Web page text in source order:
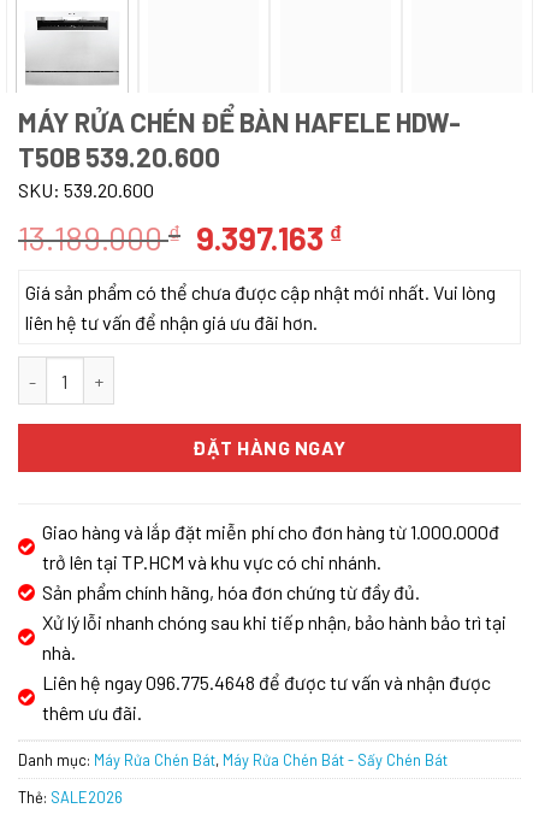
MÁY RỬA CHÉN ĐỂ BÀN HAFELE HDW-
T50B 539.20.600
SKU: 539.20.600
13.189.000₫ Giá
là:
13.189.000 ₫.
9.397.163 ₫Giá
tại
Giá sản phẩm có thể chưa được cập nhật mới nhất. Vui lòng
liên hệ tư vấn để nhận giá ưu đãi hơn.
ĐẶT HÀNG NGAY
Giao hàng và lắp đặt miễn phí cho đơn hàng từ 1.000.000đ
trở lên tại TP.HCM và khu vực có chi nhánh.
Sản phẩm chính hãng, hóa đơn chứng từ đầy đủ.
Xử lý lỗi nhanh chóng sau khi tiếp nhận, bảo hành bảo trì tại
nhà.
Liên hệ ngay 096.775.4648 để được tư vấn và nhận được
thêm ưu đãi.
Danh mục: Máy Rửa Chén Bát, Máy Rửa Chén Bát - Sấy Chén Bát
Thẻ: SALE2026